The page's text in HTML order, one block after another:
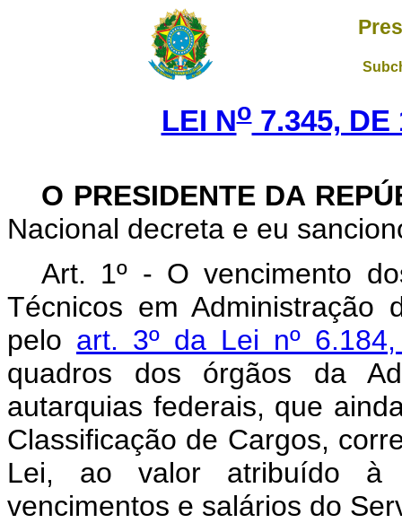
LEI No7.345, DE
O PRESIDENTE DA
Nacional decreta e eu
Art. 1º - O vencimento
Técnicos em Administração
pelo art. 3º da Lei nº
quadros dos órgãos da
autarquias federais, que
Classificação de Cargos,
Lei, ao valor atribuído à
vencimentos e salários do